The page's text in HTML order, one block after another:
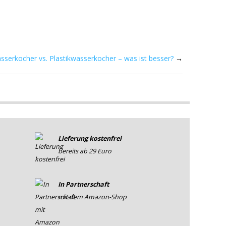
vs. Plastikwasserkocher – was ist besser? →
Lieferung kostenfrei
bereits ab 29 Euro
In Partnerschaft
mit dem Amazon-Shop